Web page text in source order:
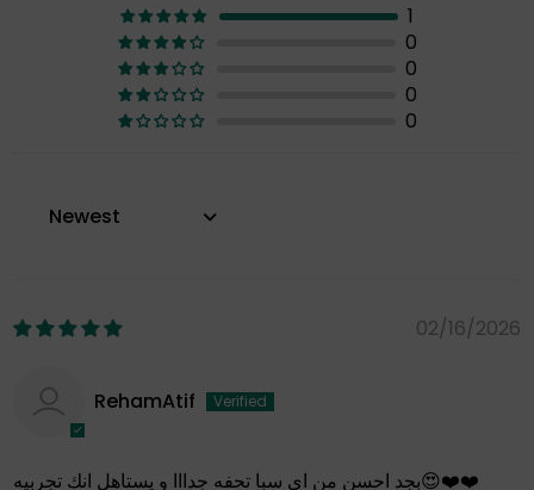
1
0
0
0
0
Sort by
02/16/2026
RehamAtif
بجد احسن من اي سبا تحفه جدااا و يستاهل انك تجربيه😍❤️❤️